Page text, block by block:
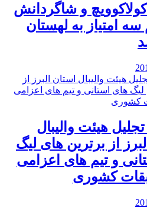
و شاگردانش
سه امتیاز به لهستان
هیئت والیبال
از برترین های لیگ
و تیم های اعزامی
کشوری